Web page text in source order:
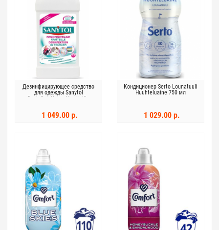
Дезинфицирующее средство
для одежды Sanytol
Desinfiointiaine Vaatteille
1 049.00 р.
Кондиционер Serto Lounatuuli
Huuhteluaine 750 мл
1 029.00 р.